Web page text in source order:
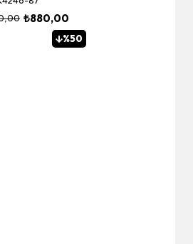
₺880,00
%50